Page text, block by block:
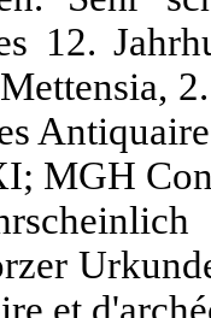
12.
MGH
et